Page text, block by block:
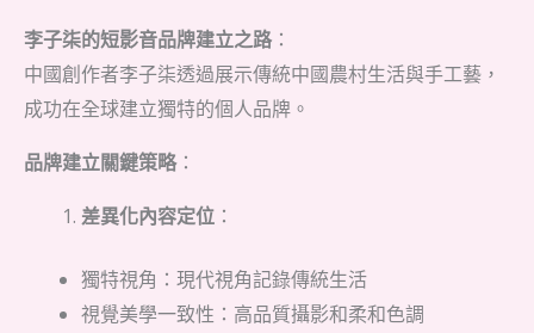
李子柒的短影音品牌建立之路 ：
中國創作者李子柒透過展示傳統中國農村生活與手工藝，
成功在全球建立獨特的個人品牌。
品牌建立關鍵策略：
差異化內容定位 ：
獨特視角：現代視角記錄傳統生活
視覺美學一致性：高品質攝影和柔和色調